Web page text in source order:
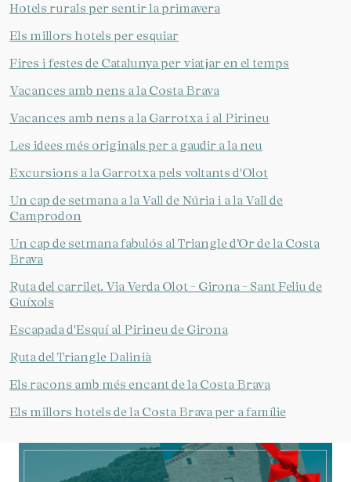
Hotels rurals per sentir la primavera
Els millors hotels per esquiar
Fires i festes de Catalunya per viatjar en el temps
Vacances amb nens a la Costa Brava
Vacances amb nens a la Garrotxa i al Pirineu
Les idees més originals per a gaudir a la neu
Excursions a la Garrotxa pels voltants d'Olot
Un cap de setmana a la Vall de Núria i a la Vall de
Camprodon
Un cap de setmana fabulós al Triangle d’Or de la Costa
Brava
Ruta del carrilet. Via Verda Olot - Girona - Sant Feliu de
Guíxols
Escapada d'Esquí al Pirineu de Girona
Ruta del Triangle Dalinià
Els racons amb més encant de la Costa Brava
Els millors hotels de la Costa Brava per a famílie